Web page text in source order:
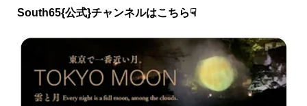
South65{公式}チャンネルはこちら☟